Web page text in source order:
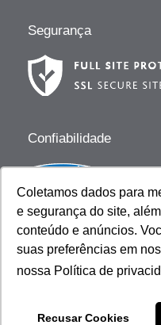
Coletamos dados para
e segurança do site,
conteúdo e anúncios.
suas preferências em
nossa Política de
Recusar Cookies
Segurança
Confiabilidade
Copyright © 2023
- Todos os